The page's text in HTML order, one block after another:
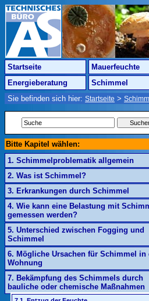
Startseite Mauerfeuchte
Energieberatung
Schimmel
Sie befinden sich hier: Startseite >
Bitte Kapitel wählen:
1. Schimmelproblematik allgemein
2. Was ist Schimmel?
3. Erkrankungen durch Schimmel
4. Wie kann eine Belastung mit
gemessen werden?
5. Unterschied zwischen Fogging und
Schimmel
6. Mögliche Ursachen für Schimmel in
Wohnung
7. Bekämpfung des Schimmels durch
bauliche oder chemische Maßnahmen